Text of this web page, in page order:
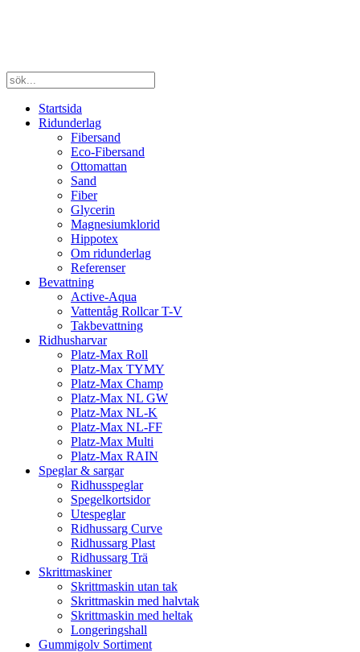
Startsida
Ridunderlag
Fibersand
Eco-Fibersand
Ottomattan
Sand
Fiber
Glycerin
Magnesiumklorid
Hippotex
Om ridunderlag
Referenser
Bevattning
Active-Aqua
Vattentåg Rollcar T-V
Takbevattning
Ridhusharvar
Platz-Max Roll
Platz-Max TYMY
Platz-Max Champ
Platz-Max NL GW
Platz-Max NL-K
Platz-Max NL-FF
Platz-Max Multi
Platz-Max RAIN
Speglar & sargar
Ridhusspeglar
Spegelkortsidor
Utespeglar
Ridhussarg Curve
Ridhussarg Plast
Ridhussarg Trä
Skrittmaskiner
Skrittmaskin utan tak
Skrittmaskin med halvtak
Skrittmaskin med heltak
Longeringshall
Gummigolv Sortiment